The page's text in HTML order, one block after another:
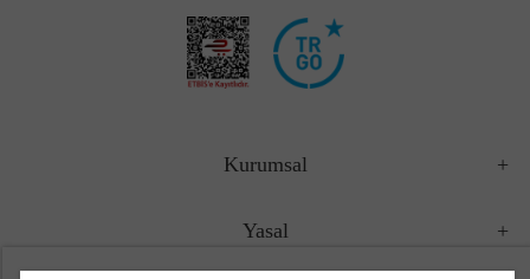
Kurumsal
Yasal